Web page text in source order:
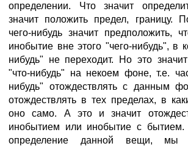
определении. Что значит
значит положить предел, границу.
чего-нибудь значит предположить,
инобытие вне этого "чего-нибудь", в
нибудь" не переходит. Но это
"что-нибудь" на некоем фоне, т.е.
нибудь" отождествлять с данным
отождествлять в тех пределах, в
оно само. А это и значит
инобытием или инобытие с бытием.
определение данной вещи, мы